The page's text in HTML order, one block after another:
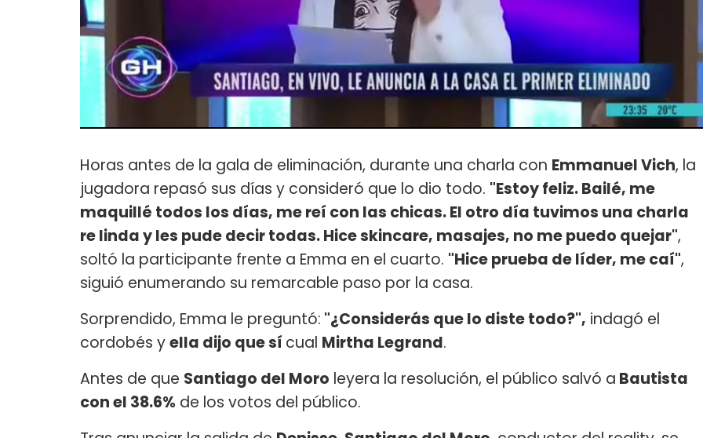
Horas antes de la gala de eliminación, durante una charla con Emmanuel Vich, la
jugadora repasó sus días y consideró que lo dio todo. "Estoy feliz. Bailé, me
maquillé todos los días, me reí con las chicas. El otro día tuvimos una charla
re linda y les pude decir todas. Hice skincare, masajes, no me puedo quejar",
soltó la participante frente a Emma en el cuarto. "Hice prueba de líder, me caí",
siguió enumerando su remarcable paso por la casa.
Sorprendido, Emma le preguntó: "¿Considerás que lo diste todo?", indagó el
cordobés yella dijo que sí cual Mirtha Legrand.
Antes de que Santiago del Moro leyera la resolución, el público salvó a Bautista
con el 38.6% de los votos del público.